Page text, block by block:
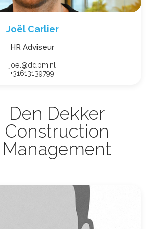
Joël Carlier
HR Adviseur
joel@ddpm.nl
+31613139799
Den Dekker
Construction
Management